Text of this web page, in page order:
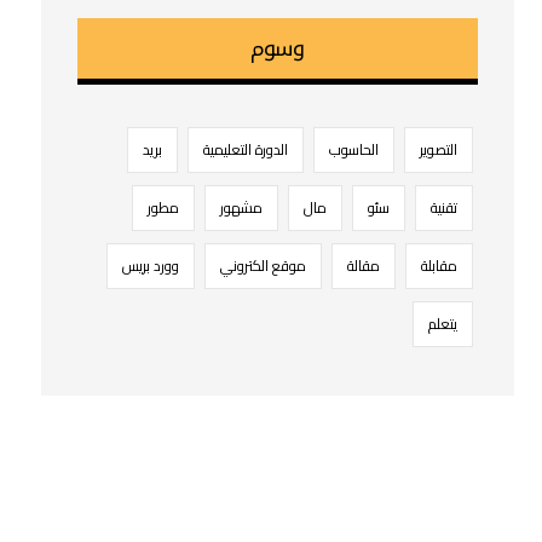
وسوم
التصوير الحاسوب الدورة التعليمية بريد
تقنية سئو مال مشهور مطور
مقابلة مقالة موقع الكتروني وورد بریس
يتعلم